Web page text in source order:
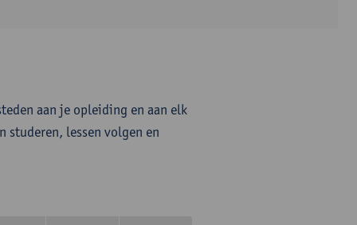
aan je opleiding en aan elk
lessen volgen en